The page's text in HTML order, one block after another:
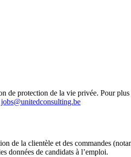
protection de la vie privée. Pour
jobs@unitedconsulting.be
de la clientèle et des commandes
données de candidats à l’emploi.